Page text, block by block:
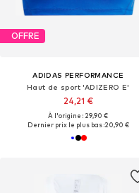
OFFRE
ADIDAS PERFORMANCE
Haut de sport 'ADIZERO E'
24,21 €
À l'origine : 29,90 €
Dernier prix le plus bas :20,90 €